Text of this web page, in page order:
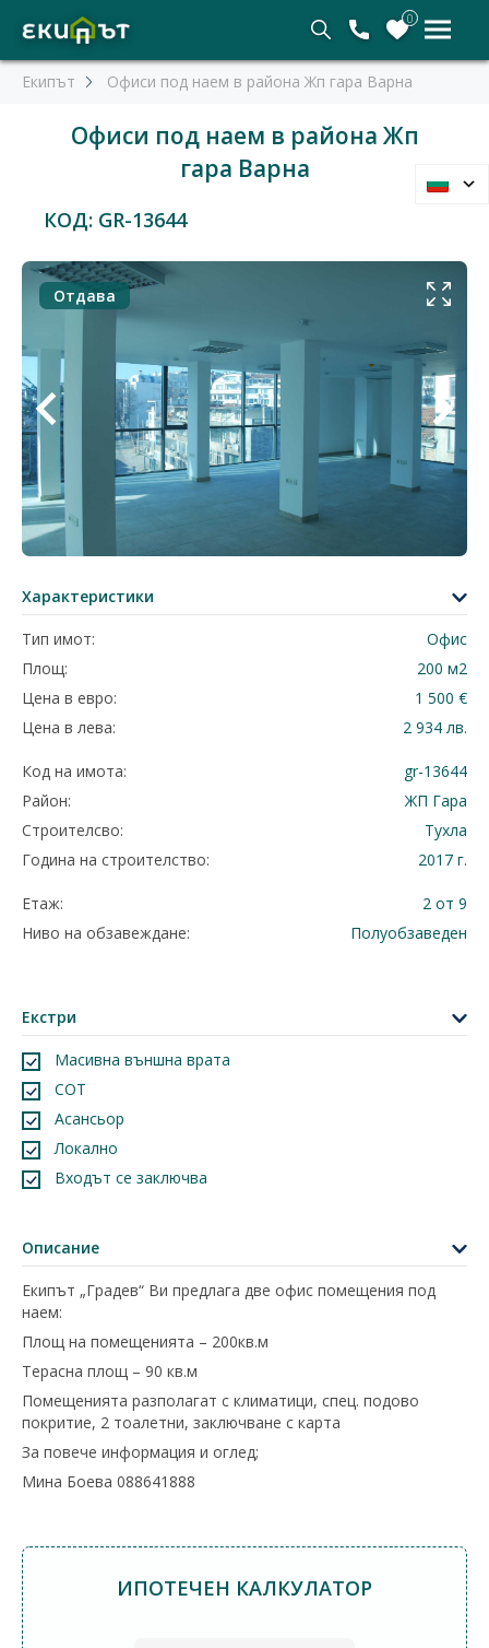
0
Екипът Офиси под наем в района Жп гара Варна
Офиси под наем в района Жп
гара Варна
КОД: GR-13644
Отдава
Характеристики
Тип имот:
Офис
Площ:
200 м2
Цена в евро:
1 500 €
Цена в лева:
2 934 лв.
Код на имота:
gr-13644
Район:
ЖП Гара
Строителсво:
Тухла
Година на строителство:
2017 г.
Етаж:
2 от 9
Ниво на обзавеждане:
Полуобзаведен
Екстри
Масивна външна врата
СОТ
Асансьор
Локално
Входът се заключва
Описание
Екипът „Градев“ Ви предлага две офис помещения под
наем:
Площ на помещенията – 200кв.м
Терасна площ – 90 кв.м
Помещенията разполагат с климатици, спец. подово
покритие, 2 тоалетни, заключване с карта
За повече информация и оглед;
Мина Боева 088641888
ИПОТЕЧЕН КАЛКУЛАТОР